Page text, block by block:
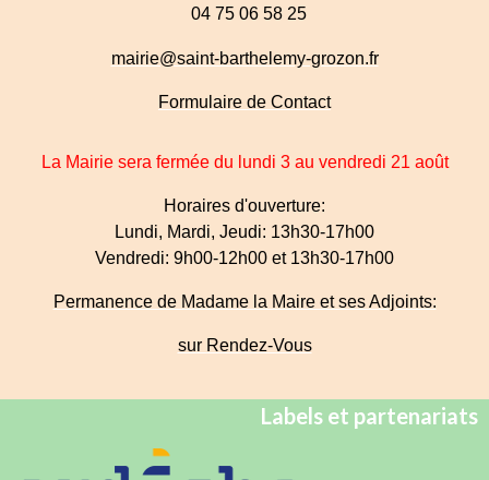
04 75 06 58 25
mairie@saint-barthelemy-grozon.fr
Formulaire de Contact
La Mairie sera fermée du lundi 3 au vendredi 21 août
Horaires d'ouverture:
Lundi, Mardi, Jeudi: 13h30-17h00
Vendredi: 9h00-12h00 et 13h30-17h00
Permanence de Madame la Maire et ses Adjoints:
sur Rendez-Vous
Labels et partenariats